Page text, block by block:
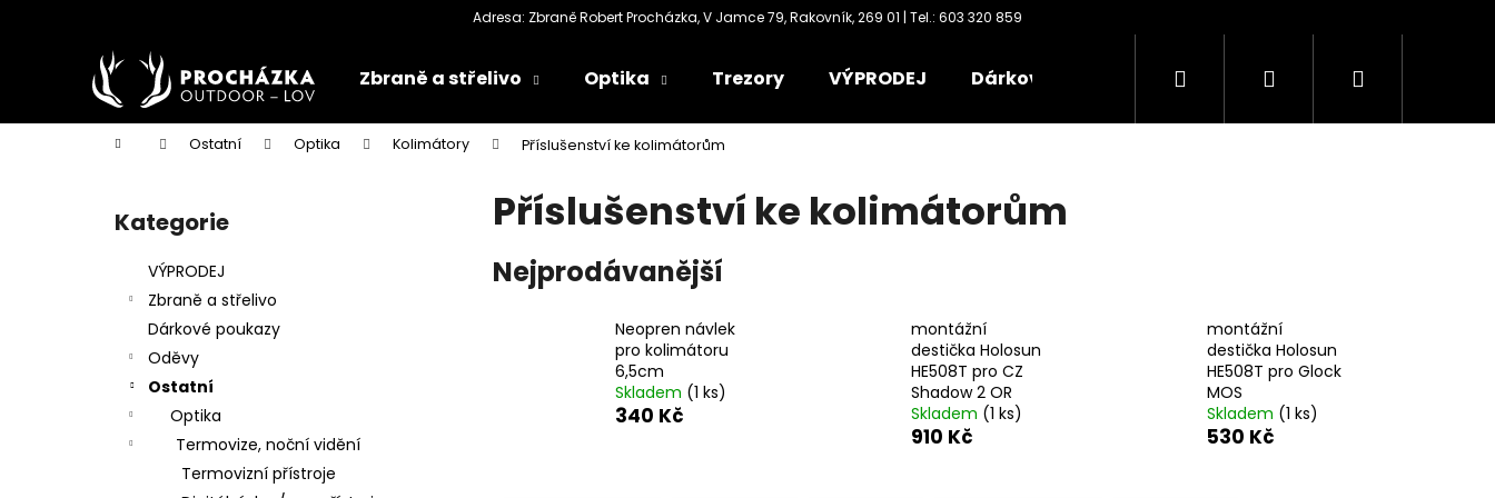
Zbraně a střelivo Optika Trezory VÝPRODEJ Dárkové poukazy Oděvy Kontakty
Hledat PřihlášeníNákupní
Domů Ostatní Optika Kolimátory Příslušenství ke kolimátorům
Přeskočit
kategorie
Kategorie
VÝPRODEJ
Zbraně a střelivo
Dárkové poukazy
Oděvy
Ostatní
Optika
Termovize, noční vidění
Termovizní přístroje
Příslušenství ke kolimátorům
Nejprodávanější
Neopren návlek
pro kolimátoru
6,5cm
Skladem (1 ks)
340 Kč
montážní
destička Holosun
HE508T pro CZ
Shadow 2 OR
Skladem (1 ks)
910 Kč
montážní
destička Holosun
HE508T pro Glock
MOS
Skladem (1 ks)
530 Kč
k
Zpět
obchodu
Zpět
obchodu
Co potřebujete najít?
HLEDAT